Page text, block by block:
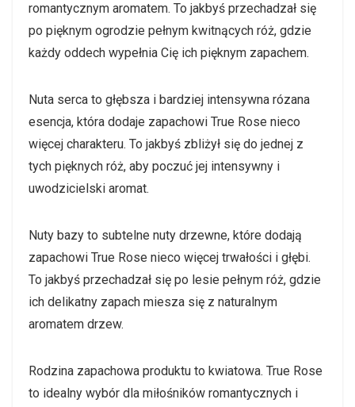
romantycznym aromatem. To jakbyś przechadzał się
po pięknym ogrodzie pełnym kwitnących róż, gdzie
każdy oddech wypełnia Cię ich pięknym zapachem.
Nuta serca to głębsza i bardziej intensywna rózana
esencja, która dodaje zapachowi True Rose nieco
więcej charakteru. To jakbyś zbliżył się do jednej z
tych pięknych róż, aby poczuć jej intensywny i
uwodzicielski aromat.
Nuty bazy to subtelne nuty drzewne, które dodają
zapachowi True Rose nieco więcej trwałości i głębi.
To jakbyś przechadzał się po lesie pełnym róż, gdzie
ich delikatny zapach miesza się z naturalnym
aromatem drzew.
Rodzina zapachowa produktu to kwiatowa. True Rose
to idealny wybór dla miłośników romantycznych i